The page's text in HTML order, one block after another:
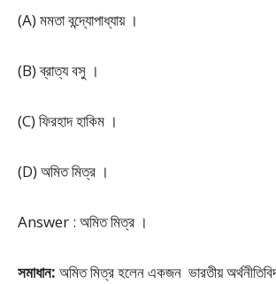
(A) মমতা বন্দ্যোপাধ্যায় ।
(B) ব্রাত্য বসু ।
(C) ফিরহাদ হাকিম ।
(D) অমিত মিত্র ।
Answer : অমিত মিত্র ।
সমাধান: অমিত মিত্র হলেন একজন ভারতীয়